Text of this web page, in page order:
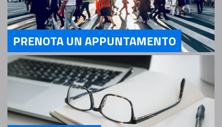
Servizi PRENOTA UN APPUNTAMENTO
PRENOTA UN APPUNTAMENTO